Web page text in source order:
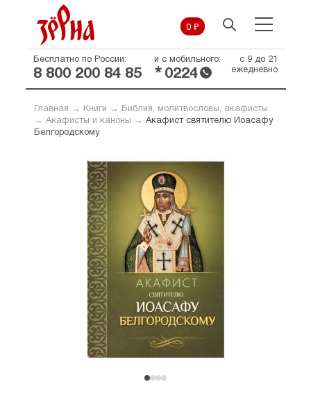
0 ₽
Бесплатно по России:
8 800 200 84 85
и с мобильного:
* 0224
с 9 до 21
ежедневно
Главная → Книги →
Библия, молитвословы, акафисты
→ Акафисты и каноны → Акафист святителю Иоасафу
Белгородскому